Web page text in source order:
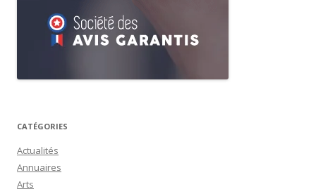
CATÉGORIES
Actualités
Annuaires
Arts